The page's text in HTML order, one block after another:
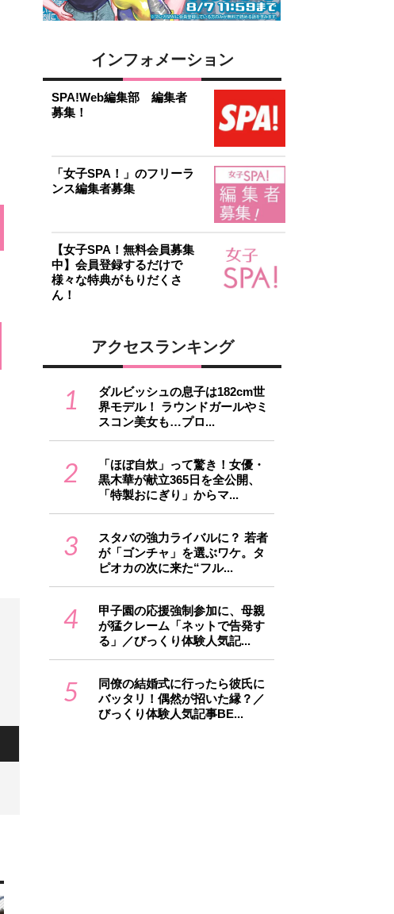
インフォメーション
SPA!Web編集部 編集者
募集！
「女子SPA！」のフリーラ
ンス編集者募集
【女子SPA！無料会員募集
中】会員登録するだけで
様々な特典がもりだくさ
ん！
アクセスランキング
1
ダルビッシュの息子は182cm世
界モデル！ ラウンドガールやミ
スコン美女も…プロ...
2
「ほぼ自炊」って驚き！女優・
黒木華が献立365日を全公開、
「特製おにぎり」からマ...
3
スタバの強力ライバルに？ 若者
が「ゴンチャ」を選ぶワケ。タ
ピオカの次に来た“フル...
4
甲子園の応援強制参加に、母親
が猛クレーム「ネットで告発す
る」／びっくり体験人気記...
5
同僚の結婚式に行ったら彼氏に
バッタリ！偶然が招いた縁？／
びっくり体験人気記事BE...